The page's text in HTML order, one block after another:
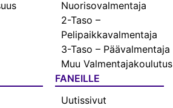
Nuorisovalmentaja
2-Taso –
Pelipaikkavalmentaja
3-Taso – Päävalmentaja
Muu Valmentajakoulutus
FANEILLE
Uutissivut